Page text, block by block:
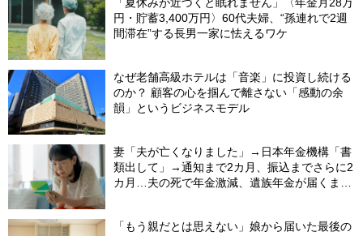
「夏休みが近づくと眠れません」〈年金月28万
円・貯蓄3,400万円〉60代夫婦、“孫連れで2週
間滞在”する長男一家に怯えるワケ
なぜ老舗高級ホテルは「音楽」に投資し続ける
のか？ 顧客の心を掴んで離さない「感動の余
韻」というビジネスモデル
妻「夫が亡くなりました」→日本年金機構「書
類出して」→通知まで2カ月、振込までさらに2
カ月…夫の死で年金激減、遺族年金が届くまで
「もう親だとは思えない」娘から届いた最後の